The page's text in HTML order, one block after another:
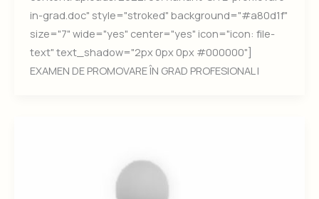
in-grad.doc" style="stroked" background="#a80d1f"
size="7" wide="yes" center="yes" icon="icon: file-
text" text_shadow="2px 0px 0px #000000"]
EXAMEN DE PROMOVARE ÎN GRAD PROFESIONAL |